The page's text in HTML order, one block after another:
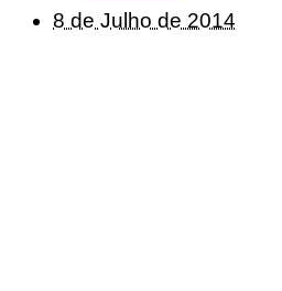
8 de Julho de 2014